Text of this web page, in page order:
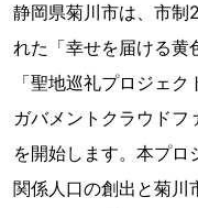
静岡県菊川市は、市制
れた「幸せを届ける黄
「聖地巡礼プロジェ
ガバメントクラウドフ
を開始します。本プロ
関係人口の創出と菊川